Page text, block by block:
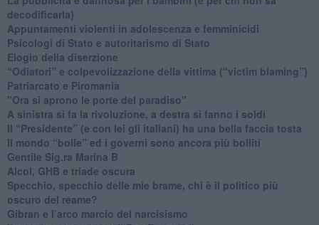
decodificarla)
​Appuntamenti violenti in adolescenza e femminicidi
​Psicologi di Stato e autoritarismo di Stato
Elogio della diserzione
“Odiatori” e colpevolizzazione della vittima (“victim blaming”)
​Patriarcato e Piromania
"Ora si aprono le porte del paradiso"
​A sinistra si fa la rivoluzione, a destra si fanno i soldi
​Il “Presidente” (e con lei gli italiani) ha una bella faccia tosta
​Il mondo “bolle” ed i governi sono ancora più bolliti
​Gentile Sig.ra Marina B
​Alcol, GHB e triade oscura
​Specchio, specchio delle mie brame, chi è il politico più
oscuro del reame?
​Gibran e l’arco marcio del narcisismo